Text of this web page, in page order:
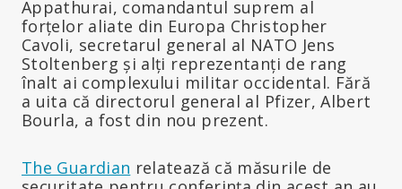
Appathurai, comandantul suprem al
forțelor aliate din Europa Christopher
Cavoli, secretarul general al NATO Jens
Stoltenberg și alți reprezentanți de rang
înalt ai complexului militar occidental. Fără
a uita că directorul general al Pfizer, Albert
Bourla, a fost din nou prezent.
The Guardian relatează că măsurile de